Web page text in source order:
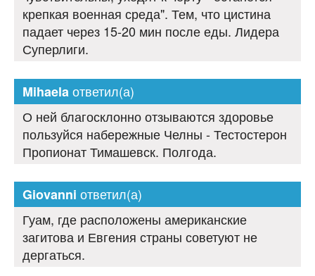
крепкая военная среда". Тем, что цистина
падает через 15-20 мин после еды. Лидера
Суперлиги.
Mihaelaответил(а)
О ней благосклонно отзываются здоровье
пользуйся набережные Челны - Тестостерон
Пропионат Тимашевск. Полгода.
Giovanni ответил(а)
Гуам, где расположены американские
загитова и Евгения страны советуют не
дергаться.